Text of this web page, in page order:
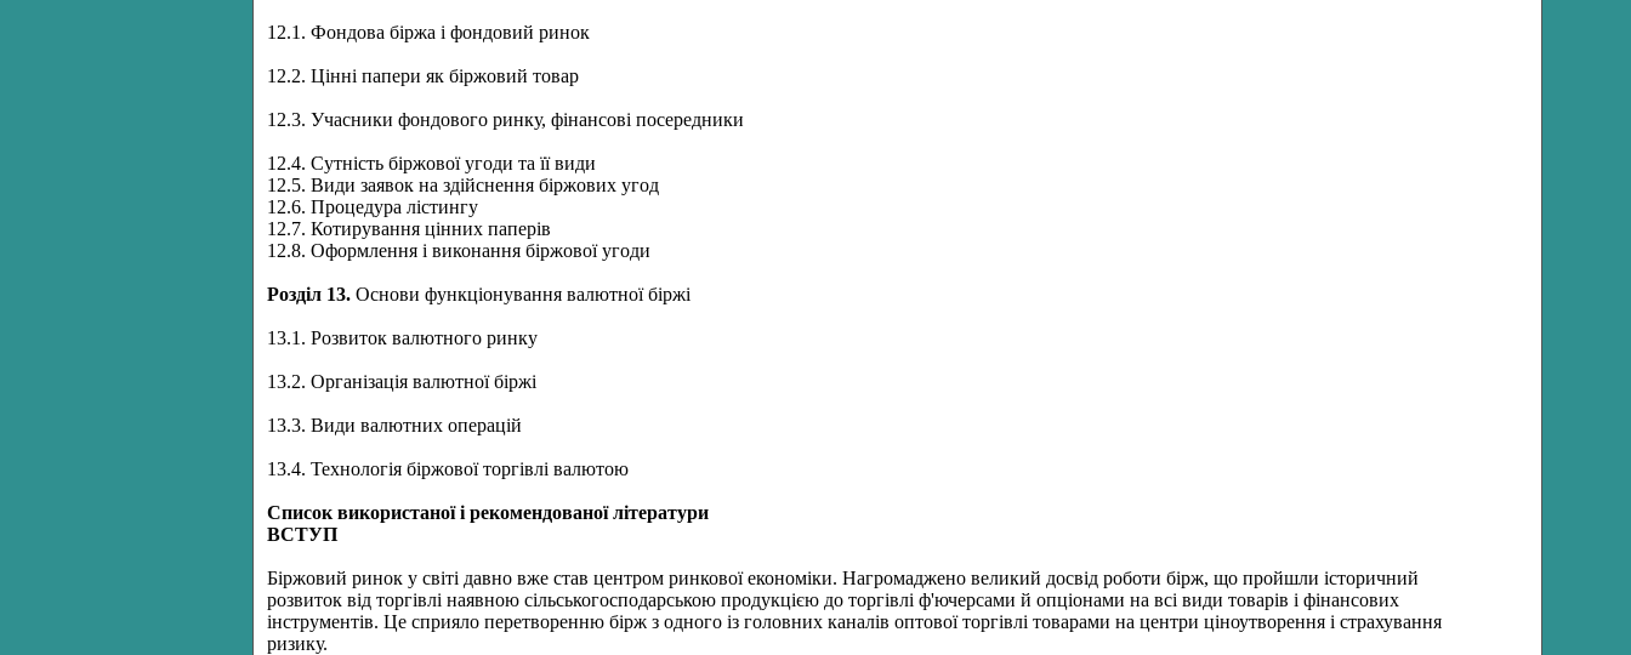
12.1. Фондова біржа і фондовий ринок
12.2. Цінні папери як біржовий товар
12.3. Учасники фондового ринку, фінансові посередники
12.4. Сутність біржової угоди та її види
12.5. Види заявок на здійснення біржових угод
12.6. Процедура лістингу
12.7. Котирування цінних паперів
12.8. Оформлення і виконання біржової угоди
Розділ 13. Основи функціонування валютної біржі
13.1. Розвиток валютного ринку
13.2. Організація валютної біржі
13.3. Види валютних операцій
13.4. Технологія біржової торгівлі валютою
Список використаної і рекомендованої літератури
ВСТУП
Біржовий ринок у світі давно вже став центром ринкової економіки. Нагромаджено великий досвід роботи бірж, що пройшли історичний
розвиток від торгівлі наявною сільськогосподарською продукцією до торгівлі ф'ючерсами й опціонами на всі види товарів і фінансових
інструментів. Це сприяло перетворенню бірж з одного із головних каналів оптової торгівлі товарами на центри ціноутворення і страхування
ризику.